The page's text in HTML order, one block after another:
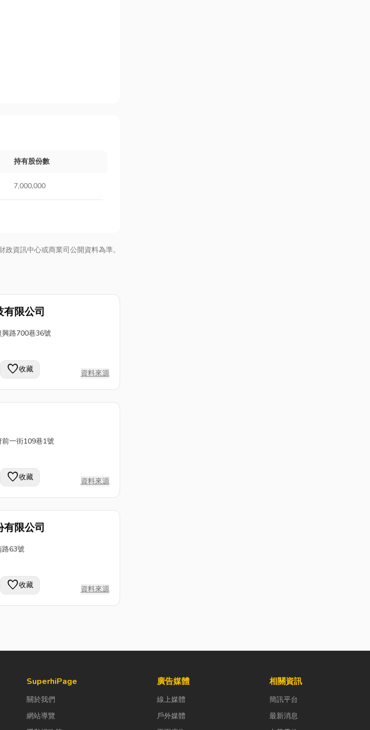
持有股份數
7,000,000
資訊中心或商業司公開資料為準。
有限公司
路700巷36號
favorite收藏 資料來源
一街109巷1號
favorite收藏 資料來源
有限公司
路63號
favorite收藏 資料來源
SuperhiPage
關於我們
網站導覽
廣告媒體
線上媒體
戶外媒體
相關資訊
簡訊平台
最新消息